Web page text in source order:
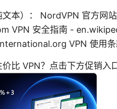
文本）： NordVPN 官方网
VPN 安全指南 -
VPN 使用
比 VPN？点击下方促销入